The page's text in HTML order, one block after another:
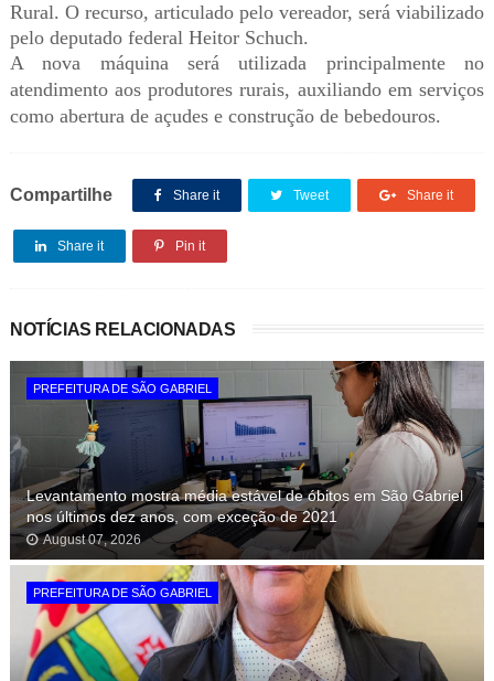
Rural. O recurso, articulado pelo vereador, será viabilizado
pelo deputado federal Heitor Schuch.
A nova máquina será utilizada principalmente no
atendimento aos produtores rurais, auxiliando em serviços
como abertura de açudes e construção de bebedouros.
Compartilhe Share it Tweet Share it
Share it Pin it
NOTÍCIAS RELACIONADAS
PREFEITURA DE SÃO GABRIEL
Levantamento mostra média estável de óbitos em São Gabriel
nos últimos dez anos, com exceção de 2021
August 07, 2026
PREFEITURA DE SÃO GABRIEL